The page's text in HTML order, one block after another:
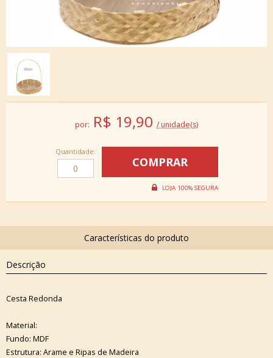
por: R$ 19,90 / unidade(s)
Quantidade:
Descrição
Cesta Redonda
Material:
Fundo: MDF
Estrutura: Arame e Ripas de Madeira